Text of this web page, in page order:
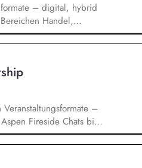
– digital, hybrid
Handel,
diese für
Diskussionen auf.
aus Politik,
–
Fireside Chats bis
Gala und neuen
und gewinnen
Wirtschaft,